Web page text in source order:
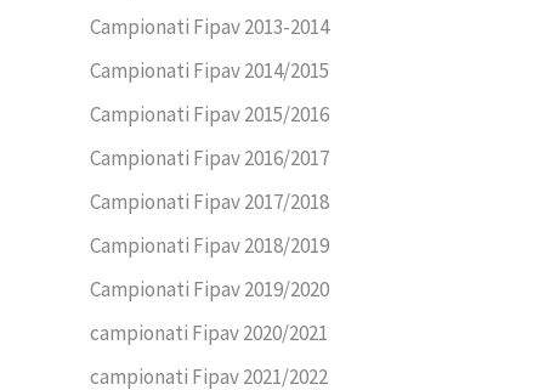
Campionati Fipav 2013-2014
Campionati Fipav 2014/2015
Campionati Fipav 2015/2016
Campionati Fipav 2016/2017
Campionati Fipav 2017/2018
Campionati Fipav 2018/2019
Campionati Fipav 2019/2020
campionati Fipav 2020/2021
campionati Fipav 2021/2022